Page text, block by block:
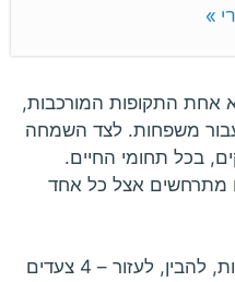
»
אחת התקופות המורכבות,
משפחות. לצד השמחה
בכל תחומי החיים.
מתרחשים אצל כל אחד
בהרצאה שהעברתי בנושא "לראות, להבין, לעזור – 4 צעדים